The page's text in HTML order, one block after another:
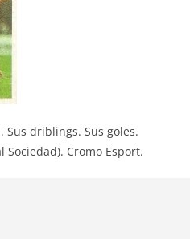
Sus driblings. Sus goles.
Sociedad). Cromo Esport.